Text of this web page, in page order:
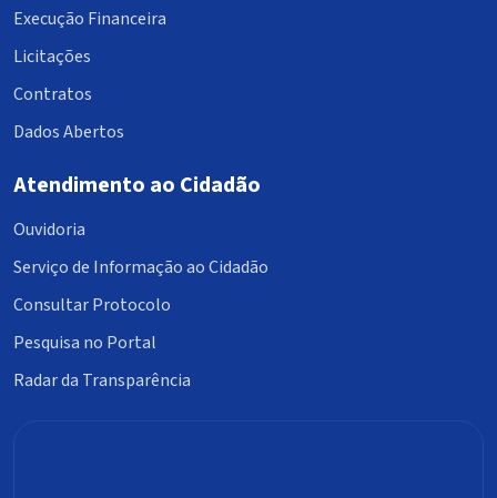
Execução Financeira
Licitações
Contratos
Dados Abertos
Atendimento ao Cidadão
Ouvidoria
Serviço de Informação ao Cidadão
Consultar Protocolo
Pesquisa no Portal
Radar da Transparência